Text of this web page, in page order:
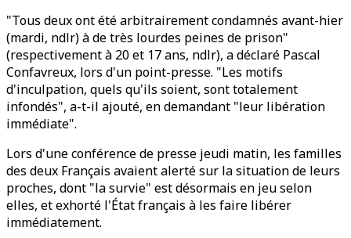
"Tous deux ont été arbitrairement condamnés avant-hier
(mardi, ndlr) à de très lourdes peines de prison"
(respectivement à 20 et 17 ans, ndlr), a déclaré Pascal
Confavreux, lors d'un point-presse. "Les motifs
d'inculpation, quels qu'ils soient, sont totalement
infondés", a-t-il ajouté, en demandant "leur libération
immédiate".
Lors d'une conférence de presse jeudi matin, les familles
des deux Français avaient alerté sur la situation de leurs
proches, dont "la survie" est désormais en jeu selon
elles, et exhorté l'État français à les faire libérer
immédiatement.